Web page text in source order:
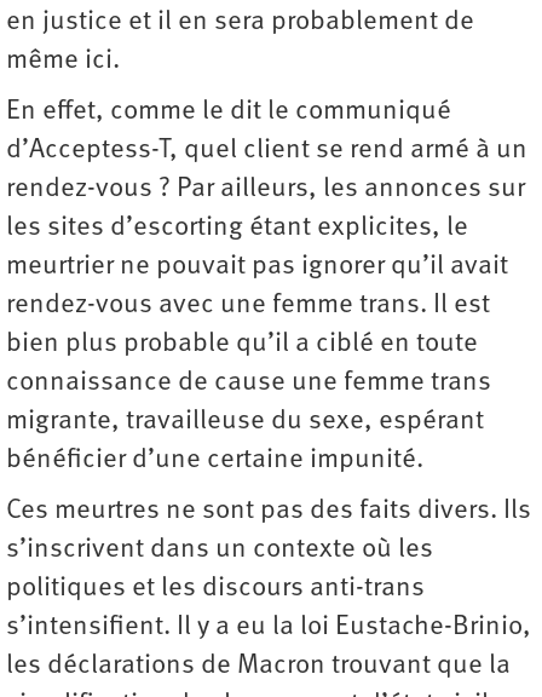
en justice et il en sera probablement de
même ici.
En effet, comme le dit le communiqué
d’Acceptess-T, quel client se rend armé à un
rendez-vous ? Par ailleurs, les annonces sur
les sites d’escorting étant explicites, le
meurtrier ne pouvait pas ignorer qu’il avait
rendez-vous avec une femme trans. Il est
bien plus probable qu’il a ciblé en toute
connaissance de cause une femme trans
migrante, travailleuse du sexe, espérant
bénéficier d’une certaine impunité.
Ces meurtres ne sont pas des faits divers. Ils
s’inscrivent dans un contexte où les
politiques et les discours anti-trans
s’intensifient. Il y a eu la loi Eustache-Brinio,
les déclarations de Macron trouvant que la